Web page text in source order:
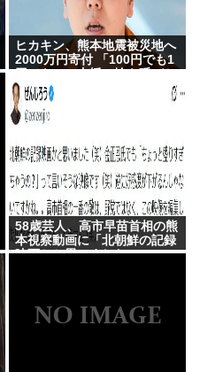
ヒカキン、熊本地震被災地へ
2000万円寄付 「100円でも1
円でも…」支援の輪を呼びか
け
58歳芸人、高市早苗首相の熊
本視察動画に「北朝鮮の記録
映画かと思いました」